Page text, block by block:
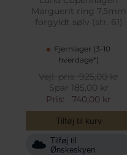
Marguerit ring 7,5mm
forgyldt sølv (str. 61)
Fjernlager (3-10
hverdage*)
Vejl. pris925,00 kr
Spar 185,00 kr
Pris:
740,00 kr
Tilføj til kurv
Tilføj til
Ønskeskyen